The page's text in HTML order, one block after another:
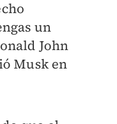
un
John
Musk en